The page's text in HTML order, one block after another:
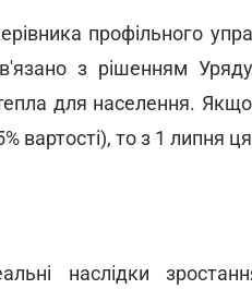
профільного
з рішенням
для населення.
вартості), то з 1 липня
наслідки